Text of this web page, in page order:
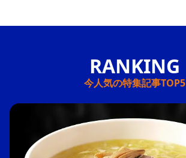
今人気の特集記事TOP5